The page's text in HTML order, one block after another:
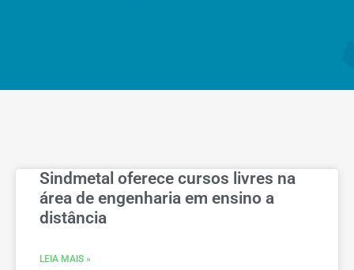
Sindmetal oferece cursos livres na
área de engenharia em ensino a
distância
LEIA MAIS »